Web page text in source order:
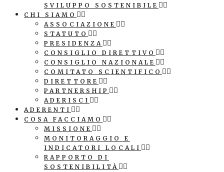
SVILUPPO SOSTENIBILE
CHI SIAMO
ASSOCIAZIONE
STATUTO
PRESIDENZA
CONSIGLIO DIRETTIVO
CONSIGLIO NAZIONALE
COMITATO SCIENTIFICO
DIRETTORE
PARTNERSHIP
ADERISCI
ADERENTI
COSA FACCIAMO
MISSIONE
MONITORAGGIO E
INDICATORI LOCALI
RAPPORTO DI
SOSTENIBILITÀ